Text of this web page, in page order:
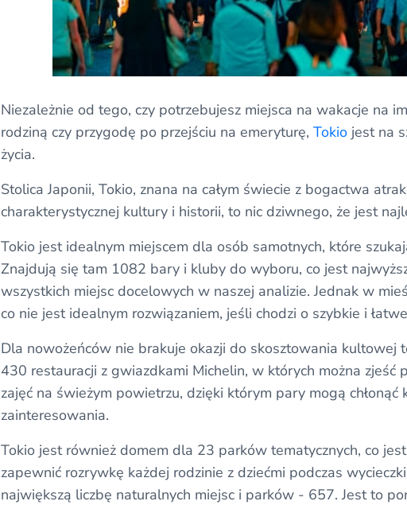
Niezależnie od tego, czy potrzebujesz miejsca na wakacje na
rodziną czy przygodę po przejściu na emeryturę, Tokio jest na
życia.
Stolica Japonii, Tokio, znana na całym świecie z bogactwa
charakterystycznej kultury i historii, to nic dziwnego, że jest
Tokio jest idealnym miejscem dla osób samotnych, które
Znajdują się tam 1082 bary i kluby do wyboru, co jest
wszystkich miejsc docelowych w naszej analizie. Jednak w
co nie jest idealnym rozwiązaniem, jeśli chodzi o szybkie i
Dla nowożeńców nie brakuje okazji do skosztowania kultowej
430 restauracji z gwiazdkami Michelin, w których można zjeść
zajęć na świeżym powietrzu, dzięki którym pary mogą
zainteresowania.
Tokio jest również domem dla 23 parków tematycznych, co
zapewnić rozrywkę każdej rodzinie z dziećmi podczas
największą liczbę naturalnych miejsc i parków - 657. Jest to